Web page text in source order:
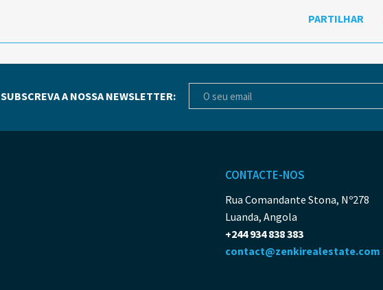
PARTILHAR
SUBSCREVA A NOSSA NEWSLETTER:
CONTACTE-NOS
Rua Comandante Stona, Nº278
Luanda, Angola
+244 934 838 383
contact@zenkirealestate.com